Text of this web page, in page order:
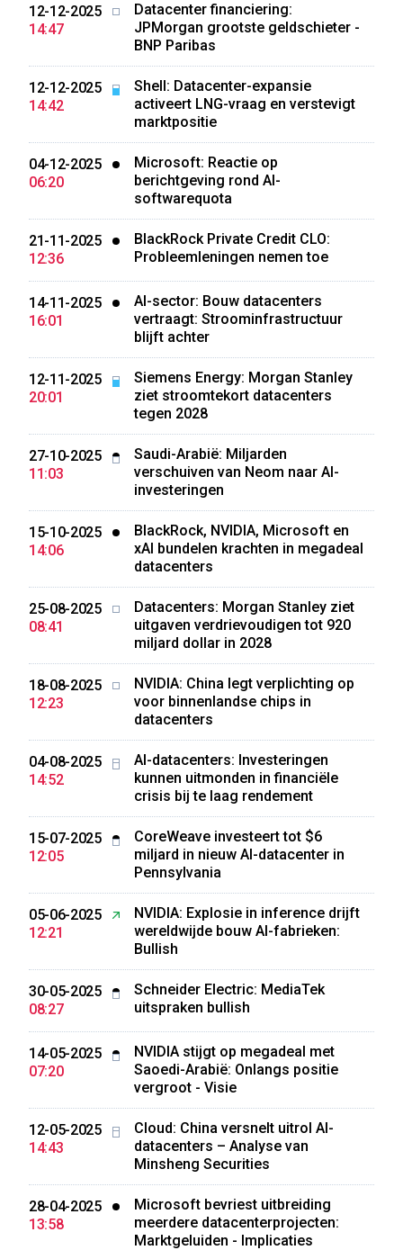
12-12-2025
14:47
Datacenter financiering:
JPMorgan grootste geldschieter -
BNP Paribas
12-12-2025
14:42
Shell: Datacenter-expansie
activeert LNG-vraag en verstevigt
marktpositie
04-12-2025
06:20
Microsoft: Reactie op
berichtgeving rond AI-
softwarequota
21-11-2025
12:36
BlackRock Private Credit CLO:
Probleemleningen nemen toe
14-11-2025
16:01
AI-sector: Bouw datacenters
vertraagt: Stroominfrastructuur
blijft achter
12-11-2025
20:01
Siemens Energy: Morgan Stanley
ziet stroomtekort datacenters
tegen 2028
27-10-2025
11:03
Saudi-Arabië: Miljarden
verschuiven van Neom naar AI-
investeringen
15-10-2025
14:06
BlackRock, NVIDIA, Microsoft en
xAI bundelen krachten in megadeal
datacenters
25-08-2025
08:41
Datacenters: Morgan Stanley ziet
uitgaven verdrievoudigen tot 920
miljard dollar in 2028
18-08-2025
12:23
NVIDIA: China legt verplichting op
voor binnenlandse chips in
datacenters
04-08-2025
14:52
AI-datacenters: Investeringen
kunnen uitmonden in financiële
crisis bij te laag rendement
15-07-2025
12:05
CoreWeave investeert tot $6
miljard in nieuw AI-datacenter in
Pennsylvania
05-06-2025
12:21
NVIDIA: Explosie in inference drijft
wereldwijde bouw AI-fabrieken:
Bullish
30-05-2025
08:27
Schneider Electric: MediaTek
uitspraken bullish
14-05-2025
07:20
NVIDIA stijgt op megadeal met
Saoedi-Arabië: Onlangs positie
vergroot - Visie
12-05-2025
14:43
Cloud: China versnelt uitrol AI-
datacenters – Analyse van
Minsheng Securities
28-04-2025
13:58
Microsoft bevriest uitbreiding
meerdere datacenterprojecten:
Marktgeluiden - Implicaties